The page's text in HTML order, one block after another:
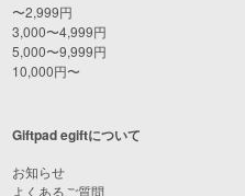
〜2,999円
3,000〜4,999円
5,000〜9,999円
10,000円〜
Giftpad egiftについて
お知らせ
よくあるご質問